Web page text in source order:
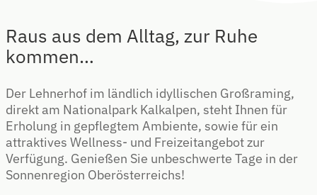
Raus aus dem Alltag, zur Ruhe
kommen…
Der Lehnerhof im ländlich idyllischen Großraming,
direkt am Nationalpark Kalkalpen, steht Ihnen für
Erholung in gepflegtem Ambiente, sowie für ein
attraktives Wellness- und Freizeitangebot zur
Verfügung. Genießen Sie unbeschwerte Tage in der
Sonnenregion Oberösterreichs!